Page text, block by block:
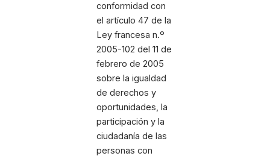
conformidad con
el artículo 47 de la
Ley francesa n.º
2005-102 del 11 de
febrero de 2005
sobre la igualdad
de derechos y
oportunidades, la
participación y la
ciudadanía de las
personas con